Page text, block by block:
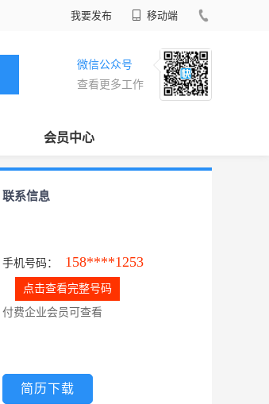
我要发布 移动端
微信公众号
查看更多工作
会员中心
联系信息
手机号码： 158****1253
点击查看完整号码
付费企业会员可查看
简历下载